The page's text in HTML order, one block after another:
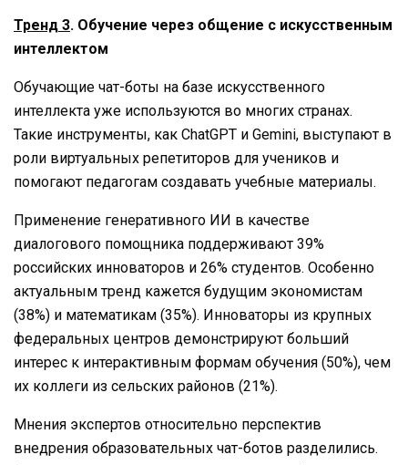
Тренд 3. Обучение через общение с искусственным
интеллектом
Обучающие чат-боты на базе искусственного
интеллекта уже используются во многих странах.
Такие инструменты, как ChatGPT и Gemini, выступают в
роли виртуальных репетиторов для учеников и
помогают педагогам создавать учебные материалы.
Применение генеративного ИИ в качестве
диалогового помощника поддерживают 39%
российских инноваторов и 26% студентов. Особенно
актуальным тренд кажется будущим экономистам
(38%) и математикам (35%). Инноваторы из крупных
федеральных центров демонстрируют больший
интерес к интерактивным формам обучения (50%), чем
их коллеги из сельских районов (21%).
Мнения экспертов относительно перспектив
внедрения образовательных чат-ботов разделились.